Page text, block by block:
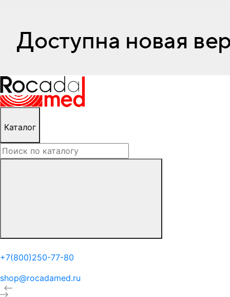
Каталог
+7(800)250-77-80
shop@rocadamed.ru